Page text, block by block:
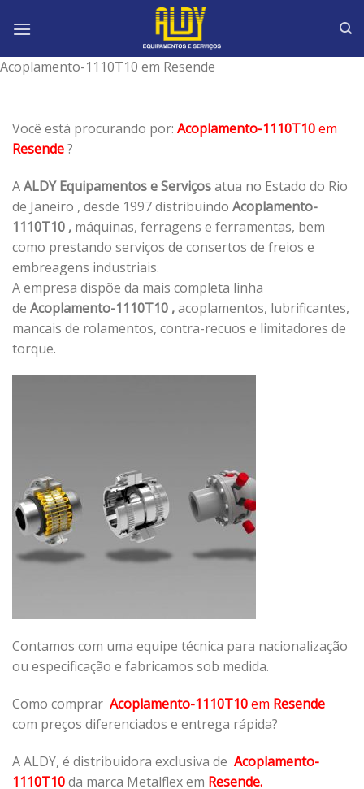
Acoplamento-1110T10 em Resende
Você está procurando por: Acoplamento-1110T10em
Resende?
AALDY Equipamentos e Serviçosatua no Estado do Rio
de Janeiro , desde 1997 distribuindo Acoplamento-
1110T10 , máquinas, ferragens e ferramentas, bem
como prestando serviços de consertos de freios e
embreagens industriais.
A empresa dispõe da mais completa linha
de Acoplamento-1110T10 ,acoplamentos, lubrificantes,
mancais de rolamentos, contra-recuos e limitadores de
torque.
Contamos com uma equipe técnica para nacionalização
ou especificação e fabricamos sob medida.
Como comprar Acoplamento-1110T10em Resende
com preços diferenciados e entrega rápida?
A ALDY, é distribuidora exclusiva de Acoplamento-
1110T10da marca Metalflex em Resende.